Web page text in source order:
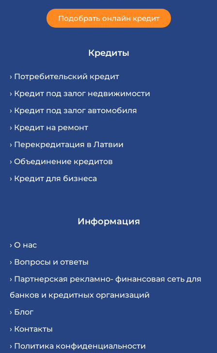
Подобрать онлайн кредит
Кредиты
› Потребительский кредит
› Кредит под залог недвижимости
› Кредит под залог автомобиля
› Кредит на ремонт
› Перекредитация в Латвии
› Oбъединение кредитов
› Кредит для бизнеса
Информация
› О нас
› Вопросы и ответы
› Партнерская рекламно- финансовая сеть для
банков и кредитных организаций
› Блог
› Контакты
› Политика конфиденциальности